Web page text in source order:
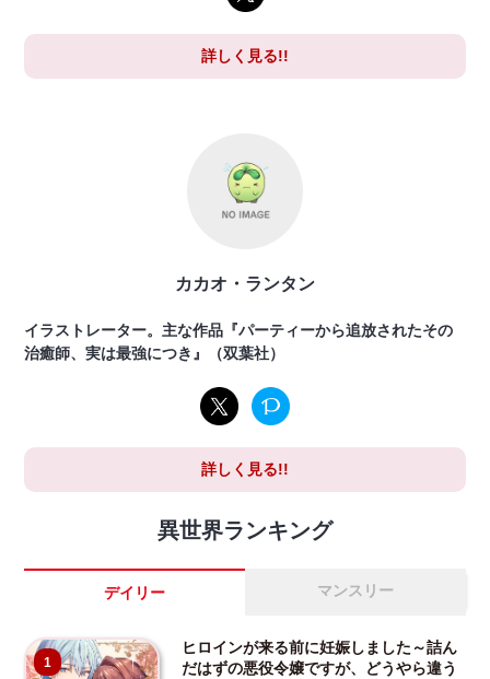
詳しく見る!!
カカオ・ランタン
イラストレーター。主な作品『パーティーから追放されたその
治癒師、実は最強につき』（双葉社）
詳しく見る!!
異世界ランキング
デイリー マンスリー
1
ヒロインが来る前に妊娠しました～詰ん
だはずの悪役令嬢ですが、どうやら違う